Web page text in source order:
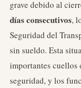
grave debido al
días consecutivos,
Seguridad del
sin sueldo. Esta
importantes cuellos
seguridad, y los